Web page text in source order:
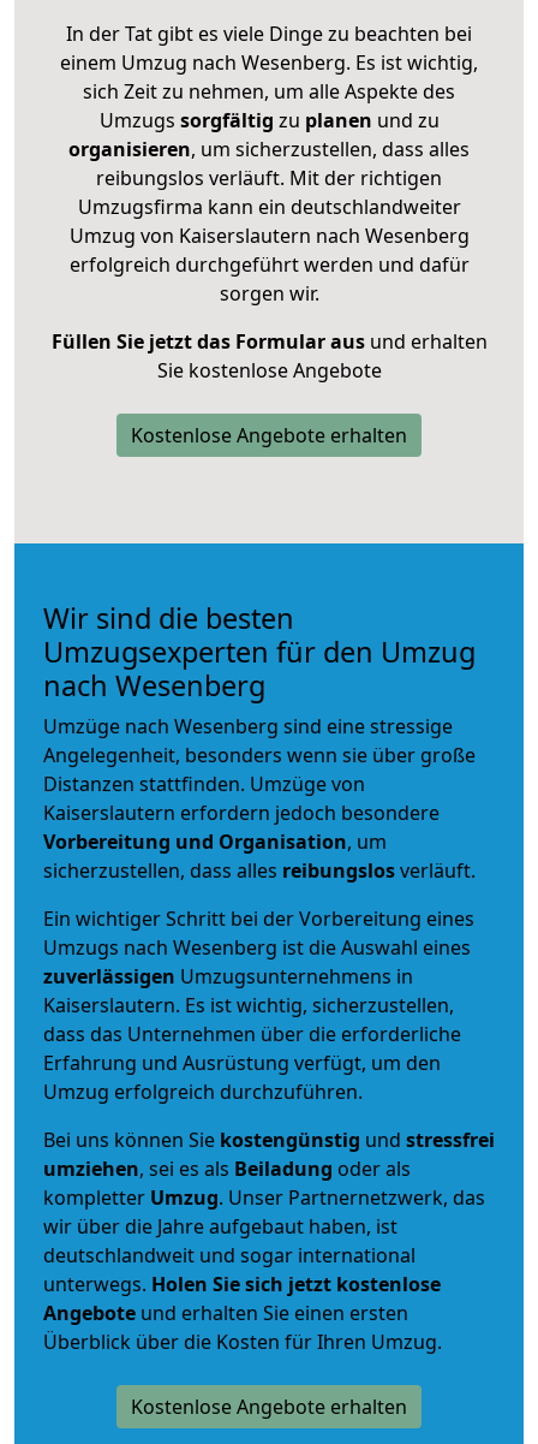
In der Tat gibt es viele Dinge zu beachten bei
einem Umzug nach Wesenberg. Es ist wichtig,
sich Zeit zu nehmen, um alle Aspekte des
Umzugs sorgfältig zu planen und zu
organisieren, um sicherzustellen, dass alles
reibungslos verläuft. Mit der richtigen
Umzugsfirma kann ein deutschlandweiter
Umzug von Kaiserslautern nach Wesenberg
erfolgreich durchgeführt werden und dafür
sorgen wir.
Füllen Sie jetzt das Formular ausund erhalten
Sie kostenlose Angebote
Kostenlose Angebote erhalten
Wir sind die besten
Umzugsexperten für den Umzug
nach Wesenberg
Umzüge nach Wesenberg sind eine stressige
Angelegenheit, besonders wenn sie über große
Distanzen stattfinden. Umzüge von
Kaiserslautern erfordern jedoch besondere
Vorbereitung und Organisation, um
sicherzustellen, dass alles reibungslosverläuft.
Ein wichtiger Schritt bei der Vorbereitung eines
Umzugs nach Wesenberg ist die Auswahl eines
zuverlässigen Umzugsunternehmens in
Kaiserslautern. Es ist wichtig, sicherzustellen,
dass das Unternehmen über die erforderliche
Erfahrung und Ausrüstung verfügt, um den
Umzug erfolgreich durchzuführen.
Bei uns können Sie kostengünstig und stressfrei
umziehen, sei es als Beiladung oder als
kompletter Umzug. Unser Partnernetzwerk, das
wir über die Jahre aufgebaut haben, ist
deutschlandweit und sogar international
unterwegs. Holen Sie sich jetzt kostenlose
Angebote und erhalten Sie einen ersten
Überblick über die Kosten für Ihren Umzug.
Kostenlose Angebote erhalten